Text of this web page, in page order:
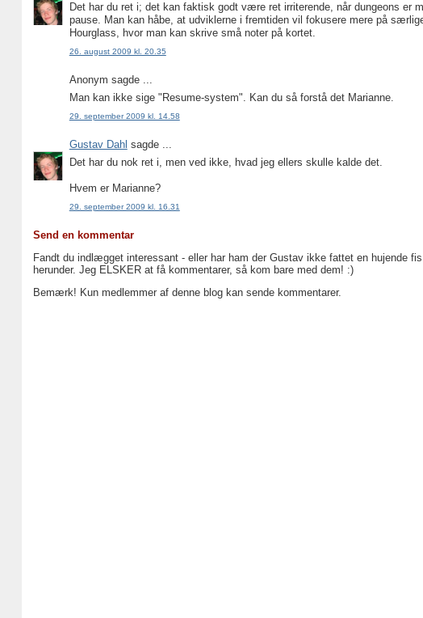
Det har du ret i; det kan faktisk godt være ret irriterende, når dungeons er
pause. Man kan håbe, at udviklerne i fremtiden vil fokusere mere på
Hourglass, hvor man kan skrive små noter på kortet.
26. august 2009 kl. 20.35
Anonym sagde ...
Man kan ikke sige "Resume-system". Kan du så forstå det Marianne.
29. september 2009 kl. 14.58
Gustav Dahl sagde ...
Det har du nok ret i, men ved ikke, hvad jeg ellers skulle kalde det.
Hvem er Marianne?
29. september 2009 kl. 16.31
Send en kommentar
Fandt du indlægget interessant - eller har ham der Gustav ikke fattet en hujende
herunder. Jeg ELSKER at få kommentarer, så kom bare med dem! :)
Bemærk! Kun medlemmer af denne blog kan sende kommentarer.